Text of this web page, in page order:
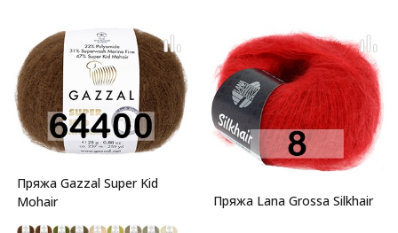
Пряжа Gazzal Super Kid
Mohair
Пряжа Lana Grossa Silkhair